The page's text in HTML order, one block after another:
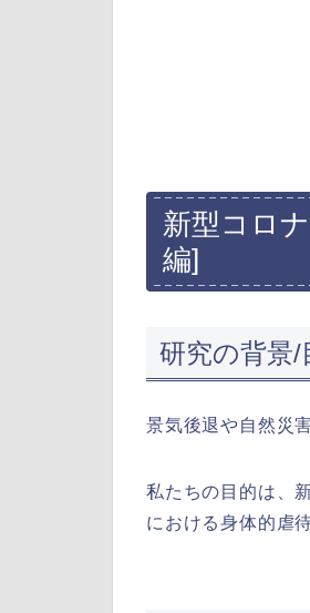
新型コロ
編]
研究の背景/
景気後退や自然災
私たちの目的は、
における身体的虐